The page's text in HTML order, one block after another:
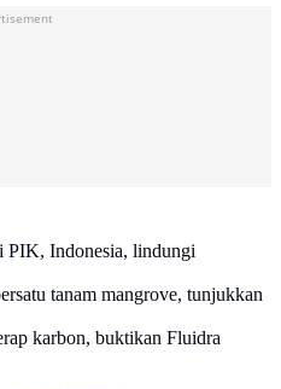
PIK, Indonesia, lindungi
tanam mangrove, tunjukkan
karbon, buktikan Fluidra